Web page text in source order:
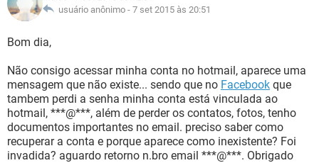
GUIA DE COMPRAS
OUTLOOK EXCEL
INSTAGRAM
CELULAR
OUTLOOK
INSTAGRAM GMAIL
GUIA DE COMPRAS
GLOSSÁRIO
JOGOS
OUTLOOK EXCEL
INSTAGRAM
GUIA DE COMPRAS
usuário anônimo - 7 set 2015 às 20:51
Bom dia,
Não consigo acessar minha conta no hotmail, aparece uma
mensagem que não existe... sendo que no Facebook que
tambem perdi a senha minha conta está vinculada ao
hotmail, ***@***, além de perder os contatos, fotos, tenho
documentos importantes no email. preciso saber como
recuperar a conta e porque aparece como inexistente? Foi
invadida? aguardo retorno n.bro email ***@***. Obrigado